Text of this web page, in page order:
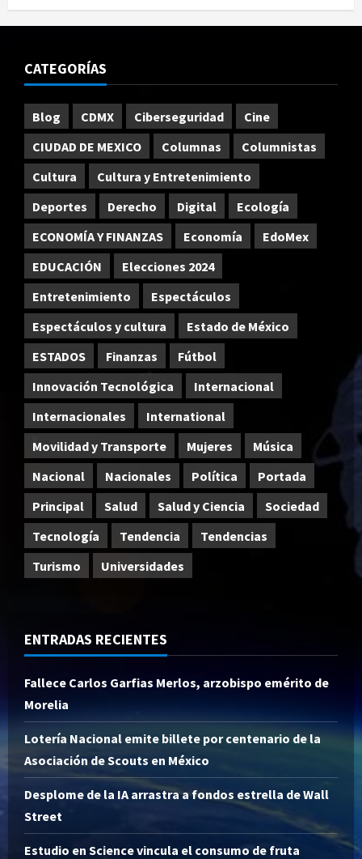
CATEGORÍAS
Blog CDMX Ciberseguridad
Cine
CIUDAD DE MEXICO
Columnas
Columnistas
Cultura
Cultura y Entretenimiento
Deportes
Derecho Digital
Ecología
ECONOMÍA Y FINANZAS
Economía
EdoMex
EDUCACIÓN
Elecciones 2024
Entretenimiento
Espectáculos
Espectáculos y cultura
Estado de México
ESTADOS
Finanzas
Fútbol
Innovación Tecnológica
Internacional
Internacionales
International
Movilidad y Transporte
Mujeres
Música
Nacional
Nacionales Política
Portada
Principal
Salud Salud y Ciencia
Sociedad
Tecnología
Tendencia
Tendencias
Turismo
Universidades
ENTRADAS RECIENTES
Fallece Carlos Garfias Merlos, arzobispo emérito de
Morelia
Lotería Nacional emite billete por centenario de la
Asociación de Scouts en México
Desplome de la IA arrastra a fondos estrella de Wall
Street
Estudio en Science vincula el consumo de fruta